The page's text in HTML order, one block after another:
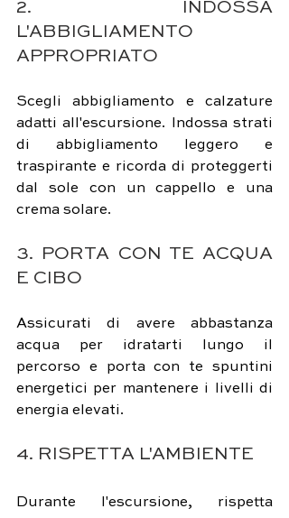
2. INDOSSA
L'ABBIGLIAMENTO
APPROPRIATO
Scegli abbigliamento e calzature
adatti all'escursione. Indossa strati
di abbigliamento leggero e
traspirante e ricorda di proteggerti
dal sole con un cappello e una
crema solare.
3. PORTA CON TE ACQUA
E CIBO
Assicurati di avere abbastanza
acqua per idratarti lungo il
percorso e porta con te spuntini
energetici per mantenere i livelli di
energia elevati.
4. RISPETTA L'AMBIENTE
Durante l'escursione, rispetta